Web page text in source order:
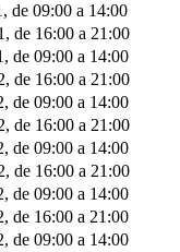
de 09:00 a 14:00
de 16:00 a 21:00
de 09:00 a 14:00
de 16:00 a 21:00
de 09:00 a 14:00
de 16:00 a 21:00
de 09:00 a 14:00
de 16:00 a 21:00
de 09:00 a 14:00
de 16:00 a 21:00
de 09:00 a 14:00